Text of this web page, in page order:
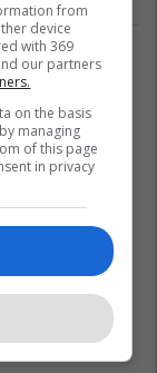
from
device
with 369
our partners
on the basis
managing
of this page
in privacy